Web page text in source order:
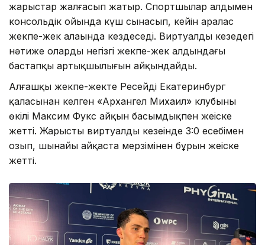
жарыстар жалғасып жатыр. Спортшылар алдымен
консольдік ойында күш сынасып, кейін аралас
жекпе-жек алаңында кездеседі. Виртуалды кезеңдегі
нәтиже олардың негізгі жекпе-жек алдындағы
бастапқы артықшылығын айқындайды.
Алғашқы жекпе-жекте Ресейдің Екатеринбург
қаласынан келген «Архангел Михаил» клубының
өкілі Максим Фукс айқын басымдықпен жеңіске
жетті. Жарыстың виртуалды кезеңінде 3:0 есебімен
озып, шынайы айқаста мерзімінен бұрын жеңіске
жетті.